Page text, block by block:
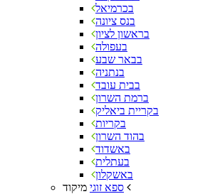
בכרמיאל
בנס ציונה
בראשון לציון
בעפולה
בבאר שבע
בנתניה
בבית עובד
ברמת השרון
בקריית ביאליק
בקריות
בהוד השרון
באשדוד
בעתלית
באשקלון
ספא זוגי